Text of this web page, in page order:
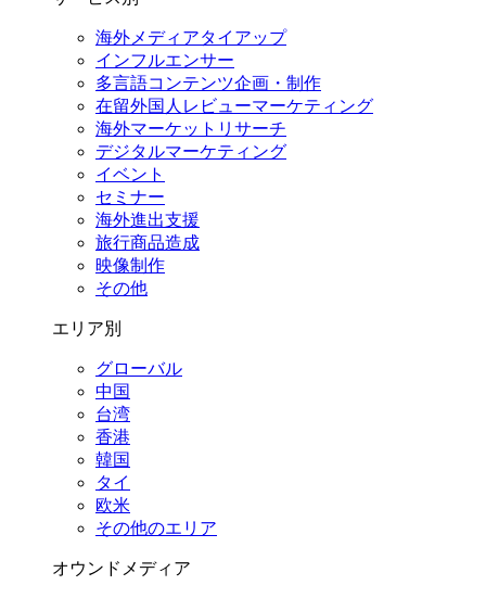
海外メディアタイアップ
インフルエンサー
多言語コンテンツ企画・制作
在留外国⼈レビューマーケティング
海外マーケットリサーチ
デジタルマーケティング
イベント
セミナー
海外進出支援
旅行商品造成
映像制作
その他
エリア別
グローバル
中国
台湾
香港
韓国
タイ
欧米
その他のエリア
オウンドメディア